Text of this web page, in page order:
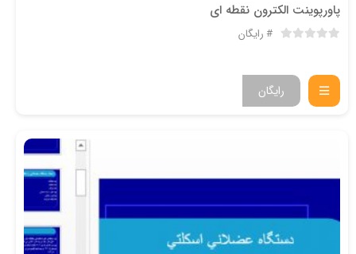
پاورپوینت الکترون نقطه ای
رایگان
رایگان